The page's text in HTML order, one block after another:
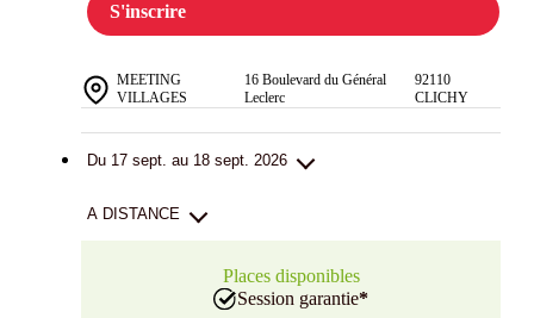
S'inscrire
MEETING
VILLAGES
16 Boulevard du Général
Leclerc
92110
CLICHY
Du 17 sept. au 18 sept. 2026
A DISTANCE
Places disponibles
Session garantie*